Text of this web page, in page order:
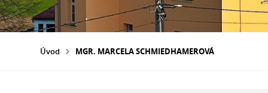
Úvod MGR. MARCELA SCHMIEDHAMEROVÁ